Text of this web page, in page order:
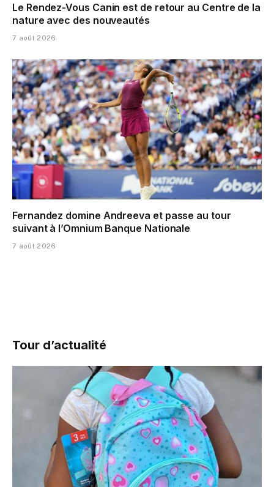
Le Rendez-Vous Canin est de retour au Centre de la
nature avec des nouveautés
7 août 2026
Fernandez domine Andreeva et passe au tour
suivant à l’Omnium Banque Nationale
7 août 2026
Tour d’actualité